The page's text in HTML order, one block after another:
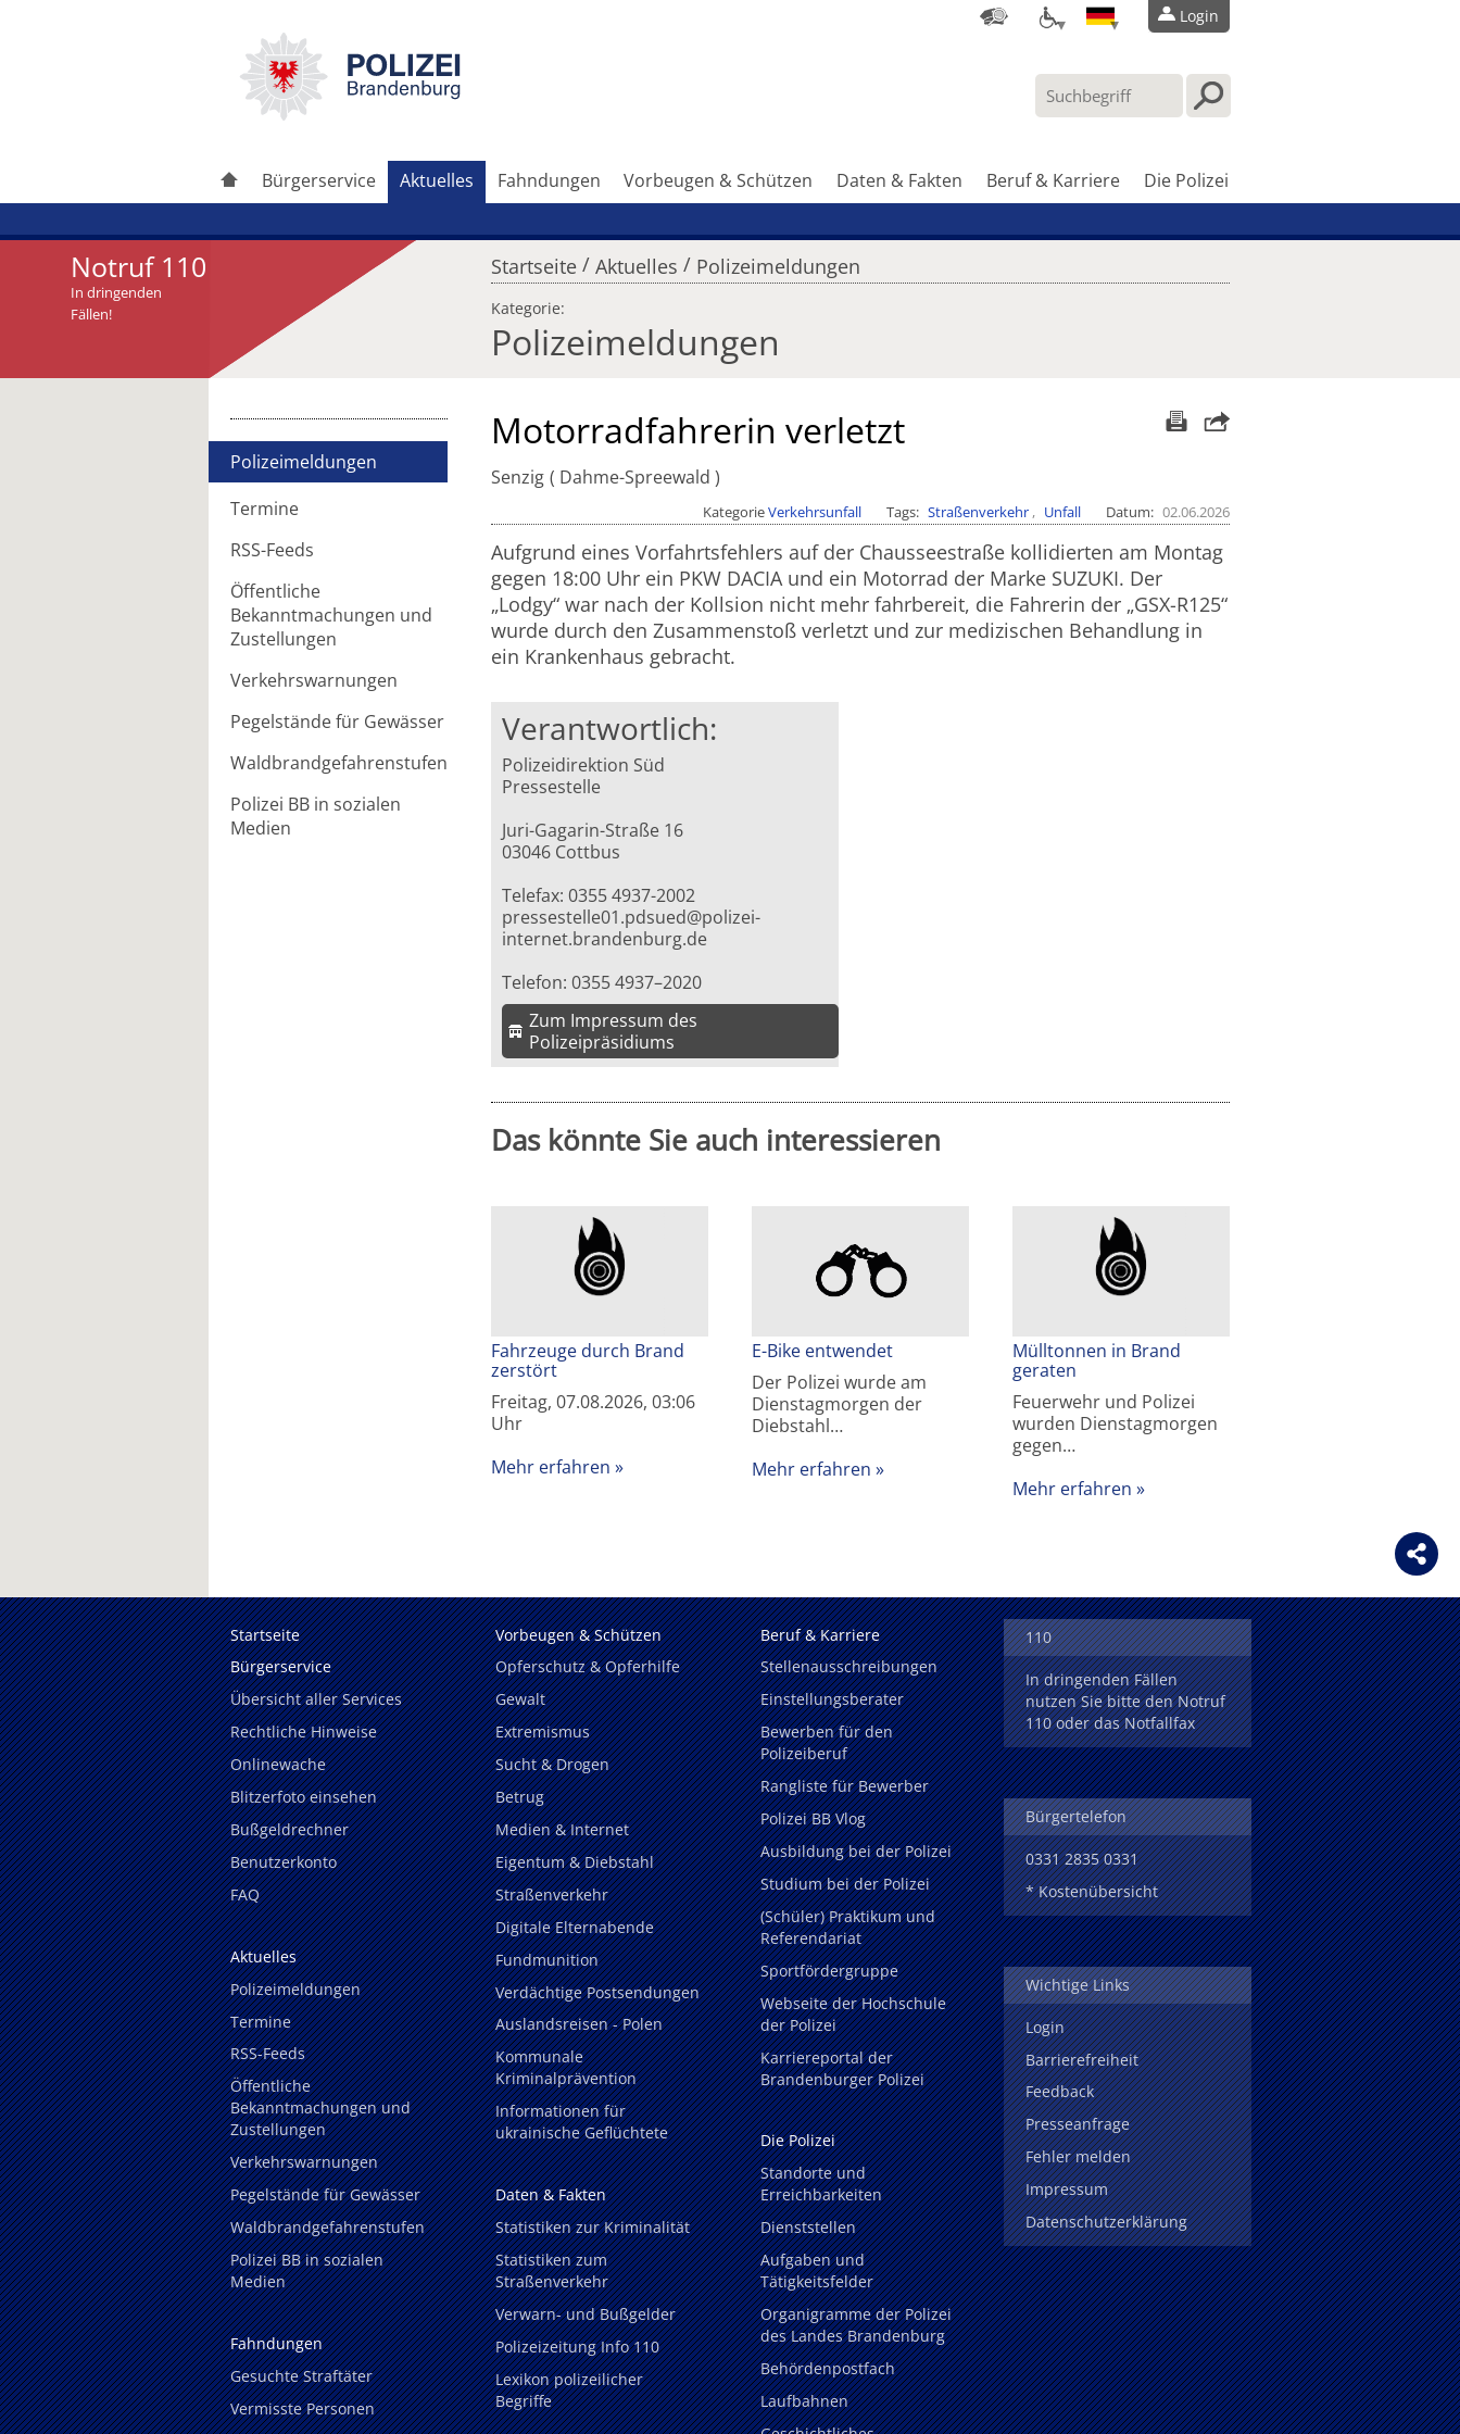
Login
Bürgerservice Aktuelles Fahndungen Vorbeugen & Schützen Daten & Fakten Beruf & Karriere Die Polizei
Notruf 110
In dringenden
Fällen!
Startseite / Aktuelles / Polizeimeldungen
Kategorie:
Polizeimeldungen
Polizeimeldungen
Termine
RSS-Feeds
Öffentliche
Bekanntmachungen und
Zustellungen
Verkehrswarnungen
Pegelstände für Gewässer
Waldbrandgefahrenstufen
Polizei BB in sozialen
Medien
Artikel weiterleiten Motorradfahrerin verletzt
Senzig Dahme-Spreewald
KategorieVerkehrsunfall Tags Straßenverkehr Unfall Datum 02.06.2026
Aufgrund eines Vorfahrtsfehlers auf der Chausseestraße kollidierten am Montag
gegen 18:00 Uhr ein PKW DACIA und ein Motorrad der Marke SUZUKI. Der
„Lodgy“ war nach der Kollsion nicht mehr fahrbereit, die Fahrerin der „GSX-R125“
wurde durch den Zusammenstoß verletzt und zur medizischen Behandlung in
ein Krankenhaus gebracht.
Verantwortlich:
Polizeidirektion Süd
Pressestelle
Juri-Gagarin-Straße 16
03046 Cottbus
Telefax: 0355 4937-2002
pressestelle01.pdsued@polizei-
internet.brandenburg.de
Telefon: 0355 4937–2020
Zum Impressum des
Polizeipräsidiums
Das könnte Sie auch interessieren
Fahrzeuge durch Brand
zerstört
Freitag, 07.08.2026, 03:06
Uhr
Mehr erfahren
E-Bike entwendet
Der Polizei wurde am
Dienstagmorgen der
Diebstahl…
Mehr erfahren
Mülltonnen in Brand
geraten
Feuerwehr und Polizei
wurden Dienstagmorgen
gegen…
Mehr erfahren
Startseite
Bürgerservice
Übersicht aller Services
Rechtliche Hinweise
Onlinewache
Blitzerfoto einsehen
Bußgeldrechner
Benutzerkonto
FAQ
Aktuelles
Polizeimeldungen
Termine
RSS-Feeds
Öffentliche
Bekanntmachungen und
Zustellungen
Verkehrswarnungen
Pegelstände für Gewässer
Waldbrandgefahrenstufen
Polizei BB in sozialen
Medien
Fahndungen
Gesuchte Straftäter
Vermisste Personen
Vorbeugen & Schützen
Opferschutz & Opferhilfe
Gewalt
Extremismus
Sucht & Drogen
Betrug
Medien & Internet
Eigentum & Diebstahl
Straßenverkehr
Digitale Elternabende
Fundmunition
Verdächtige Postsendungen
Auslandsreisen - Polen
Kommunale
Kriminalprävention
Informationen für
ukrainische Geflüchtete
Daten & Fakten
Statistiken zur Kriminalität
Statistiken zum
Straßenverkehr
Verwarn- und Bußgelder
Polizeizeitung Info 110
Lexikon polizeilicher
Begriffe
Beruf & Karriere
Stellenausschreibungen
Einstellungsberater
Bewerben für den
Polizeiberuf
Rangliste für Bewerber
Polizei BB Vlog
Ausbildung bei der Polizei
Studium bei der Polizei
(Schüler) Praktikum und
Referendariat
Sportfördergruppe
Webseite der Hochschule
der Polizei
Karriereportal der
Brandenburger Polizei
Die Polizei
Standorte und
Erreichbarkeiten
Dienststellen
Aufgaben und
Tätigkeitsfelder
Organigramme der Polizei
des Landes Brandenburg
Behördenpostfach
Laufbahnen
110
In dringenden Fällen
nutzen Sie bitte den Notruf
110 oder das Notfallfax
Bürgertelefon
0331 2835 0331
* Kostenübersicht
Wichtige Links
Login
Barrierefreiheit
Feedback
Presseanfrage
Fehler melden
Impressum
Datenschutzerklärung